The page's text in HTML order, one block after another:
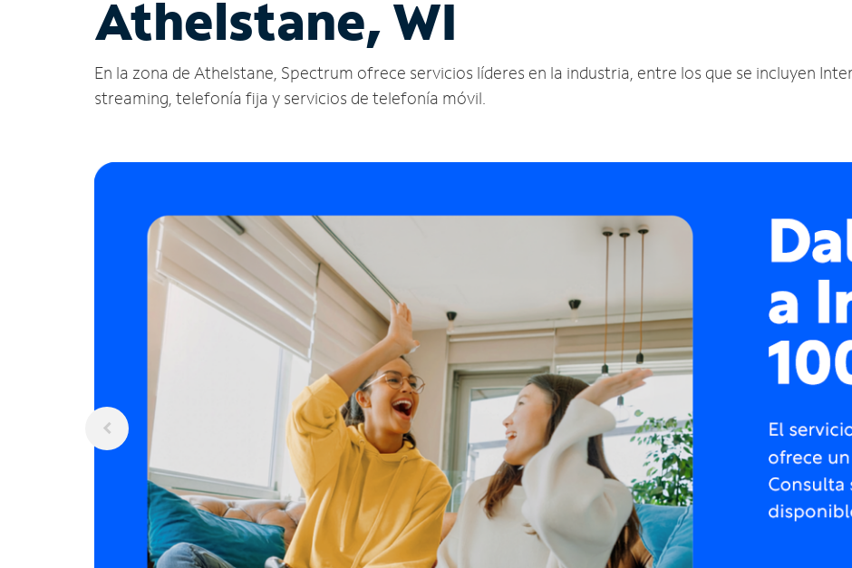
Athelstane, WI
En la zona de Athelstane, Spectrum ofrece servicios líderes en la industria, entre los que se incluyen
streaming, telefonía fija y servicios de telefonía móvil.